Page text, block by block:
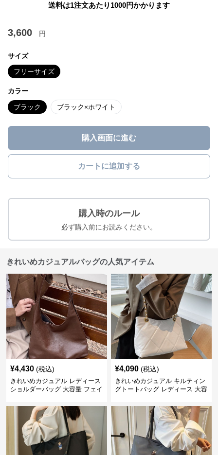
送料は1注文あたり 1000円かかります
3,600 円
サイズ
フリーサイズ
カラー
ブラック ブラック×ホワイト
購入画面に進む
カートに追加する
購入時のルール
必ず購入前にお読みください。
きれいめカジュアルバッグの人気アイテム
¥4,430 (税込)
きれいめカジュアル レディース
ショルダーバッグ 大容量 フェイ
2WAY ヴィンテージ風
¥4,090 (税込)
きれいめカジュアル キルティン
グトートバッグ レディース 大容
ゃれ 通勤・通学 シンプル